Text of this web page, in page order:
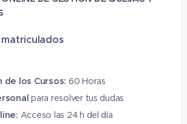
matriculados
de los Cursos: 60 Horas
para resolver tus dudas
Acceso las 24 h del día